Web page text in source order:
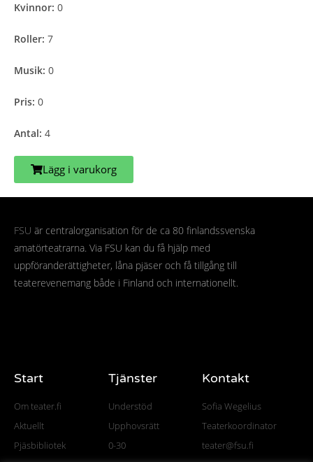
Kvinnor: 0
Roller: 7
Musik: 0
Pris: 0
Antal: 4
Lägg i varukorg
FSU är centralorganisation för de ca 80 finlandssvenska
amatörteatrarna. Via FSU kan du få hjälp med
uppföranderättigheter, låna pjäser och få tillgång till
teaterevenemang både i Finland och internationellt.
Start
Om teater.fi
Aktuellt
Pjäsbibliotek
Tjänster
Understöd
Upphovsrätt
0-30
Kontakt
Sofia Wegelius
Teaterkoordinator
teater@fsu.fi